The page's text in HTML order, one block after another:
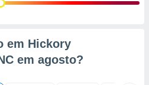
em Hickory
em agosto?